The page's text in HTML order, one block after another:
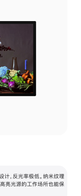
，反光率极低。纳米纹理
亮光源的工作场所也能保